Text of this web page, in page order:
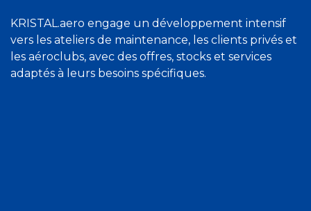
KRISTAL.aero engage un développement intensif
vers les ateliers de maintenance, les clients privés et
les aéroclubs, avec des offres, stocks et services
adaptés à leurs besoins spécifiques.